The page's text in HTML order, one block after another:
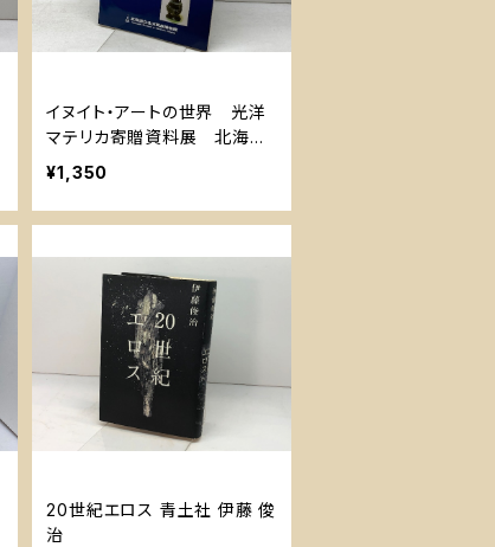
イヌイト・アートの世界 光洋
マテリカ寄贈資料展 北海道
教育委員会
¥1,350
20世紀エロス 青土社 伊藤 俊
治